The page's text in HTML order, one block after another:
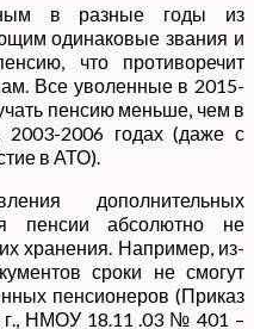
в разные годы из
одинаковые звания и
что противоречит
Все уволенные в 2015-
пенсию меньше, чем в
2006 годах (даже с
в АТО).
дополнительных
пенсии абсолютно не
хранения. Например, из-
сроки не смогут
пенсионеров (Приказ
НМОУ 18.11 .03 № 401 –